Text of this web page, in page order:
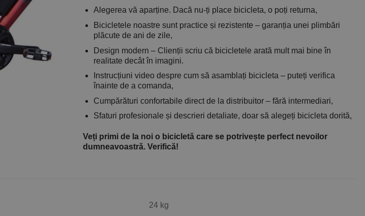
Alegerea vă aparține. Dacă nu-ți place bicicleta, o poți returna,
Bicicletele noastre sunt practice și rezistente – garanția unei plimbări
plăcute de ani de zile,
Design modern – Clienții scriu că bicicletele arată mult mai bine în
realitate decât în imagini.
Instrucțiuni video despre cum să asamblați bicicleta – puteți verifica
înainte de a comanda,
Cumpărături confortabile direct de la distribuitor – fără intermediari,
Sfaturi profesionale și descrieri detaliate, doar să alegeți bicicleta dorită,
Veți primi de la noi o bicicletă care se potrivește perfect nevoilor
dumneavoastră. Verifică!
24 kg